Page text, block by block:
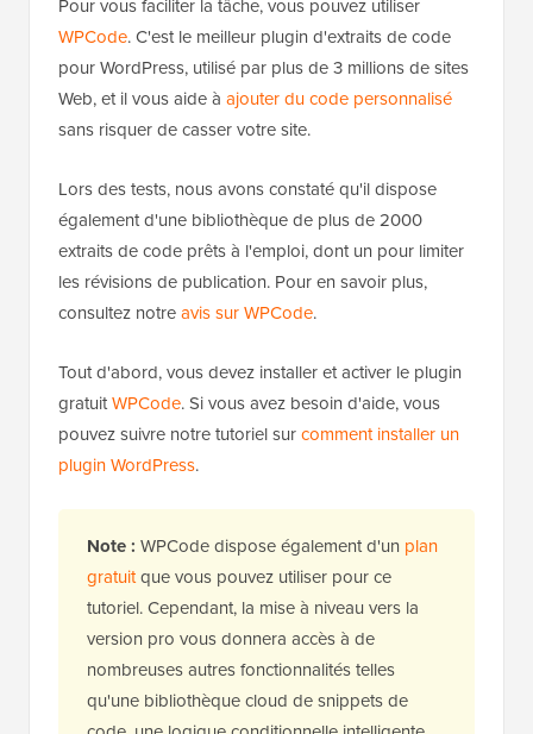
Pour vous faciliter la tâche, vous pouvez utiliser
WPCode. C'est le meilleur plugin d'extraits de code
pour WordPress, utilisé par plus de 3 millions de sites
Web, et il vous aide à ajouter du code personnalisé
sans risquer de casser votre site.
Lors des tests, nous avons constaté qu'il dispose
également d'une bibliothèque de plus de 2000
extraits de code prêts à l'emploi, dont un pour limiter
les révisions de publication. Pour en savoir plus,
consultez notreavis sur WPCode.
Tout d'abord, vous devez installer et activer le plugin
gratuitWPCode. Si vous avez besoin d'aide, vous
pouvez suivre notre tutoriel surcomment installer un
plugin WordPress.
Note : WPCode dispose également d'un plan
gratuitque vous pouvez utiliser pour ce
tutoriel. Cependant, la mise à niveau vers la
version pro vous donnera accès à de
nombreuses autres fonctionnalités telles
qu'une bibliothèque cloud de snippets de